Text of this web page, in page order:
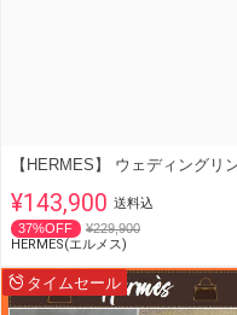
¥143,900 送料込
37%OFF
¥229,900
HERMES(エルメス)
タイムセール